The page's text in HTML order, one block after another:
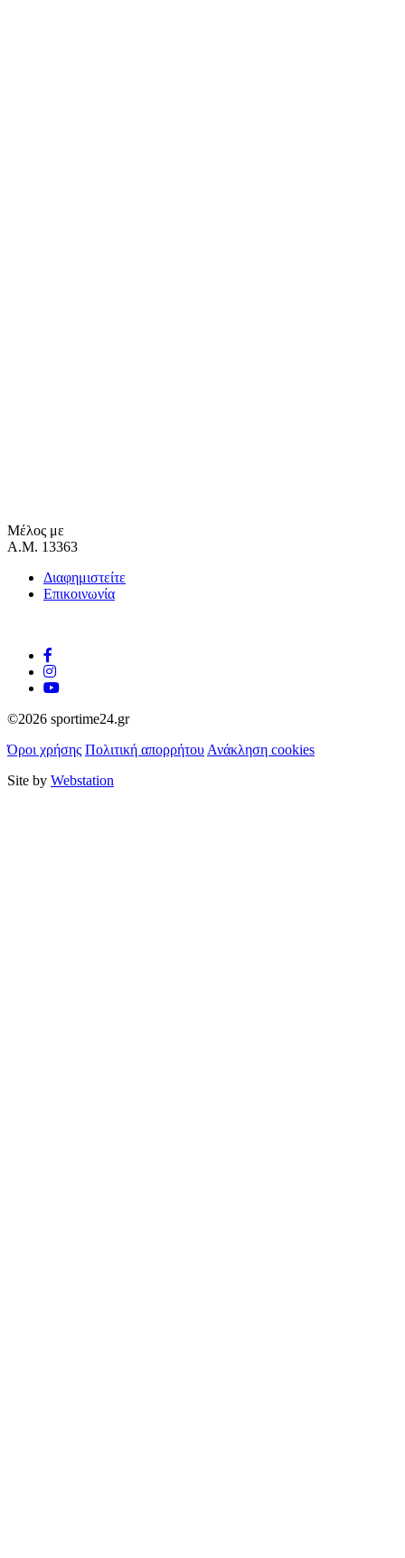
Μέλος με
Α.Μ. 13363
Διαφημιστείτε
Επικοινωνία
©2026 sportime24.gr
Όροι χρήσης Πολιτική απορρήτου Ανάκληση cookies
Site by Webstation